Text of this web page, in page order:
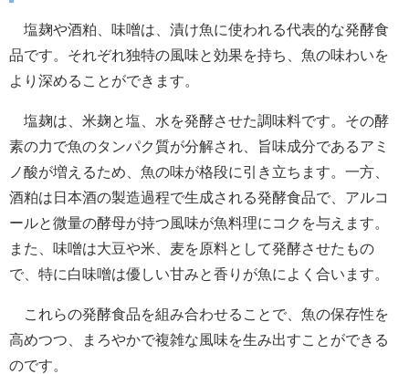
塩麹や酒粕、味噌は、漬け魚に使われる代表的な発酵食
品です。それぞれ独特の風味と効果を持ち、魚の味わいを
より深めることができます。
塩麹は、米麹と塩、水を発酵させた調味料です。その酵
素の力で魚のタンパク質が分解され、旨味成分であるアミ
ノ酸が増えるため、魚の味が格段に引き立ちます。一方、
酒粕は日本酒の製造過程で生成される発酵食品で、アルコ
ールと微量の酵母が持つ風味が魚料理にコクを与えます。
また、味噌は大豆や米、麦を原料として発酵させたもの
で、特に白味噌は優しい甘みと香りが魚によく合います。
これらの発酵食品を組み合わせることで、魚の保存性を
高めつつ、まろやかで複雑な風味を生み出すことができる
のです。